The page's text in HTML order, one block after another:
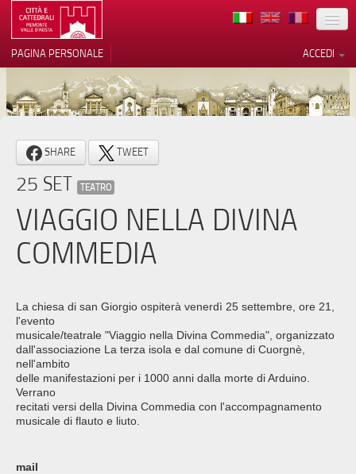
TERRITORIO
ARCHITETTURE
MUSEI
ITINERARI
EVENTI
CONTATTI
PRESS
ACCEDI
PAGINA PERSONALE
SHARE TWEET
25 SET TEATRO
VIAGGIO NELLA DIVINA
COMMEDIA
La chiesa di san Giorgio ospiterà venerdì 25 settembre, ore 21,
l'evento
musicale/teatrale "Viaggio nella Divina Commedia", organizzato
dall'associazione La terza isola e dal comune di Cuorgnè,
nell'ambito
delle manifestazioni per i 1000 anni dalla morte di Arduino.
Verrano
recitati versi della Divina Commedia con l'accompagnamento
musicale di flauto e liuto.
mail
Informativa sulla raccolta
Le tue preferenze relative alla